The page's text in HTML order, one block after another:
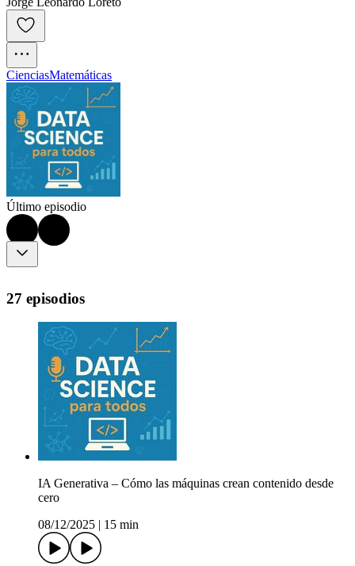
CienciasMatemáticas
Último episodio
27 episodios
IA Generativa – Cómo las máquinas crean contenido desde
cero
08/12/2025
15 min